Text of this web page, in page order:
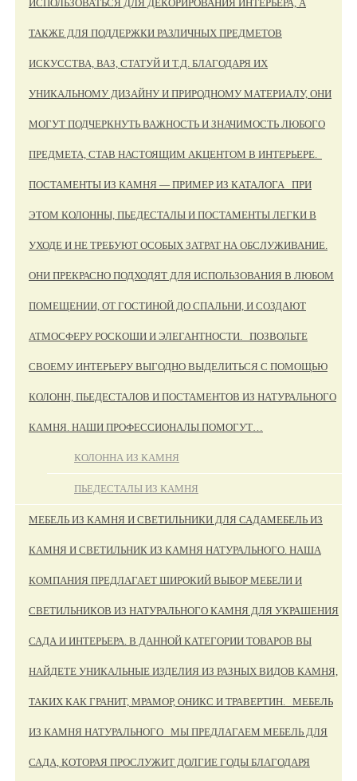
ИСПОЛЬЗОВАТЬСЯ ДЛЯ ДЕКОРИРОВАНИЯ ИНТЕРЬЕРА, А
ТАКЖЕ ДЛЯ ПОДДЕРЖКИ РАЗЛИЧНЫХ ПРЕДМЕТОВ
ИСКУССТВА, ВАЗ, СТАТУЙ И Т.Д. БЛАГОДАРЯ ИХ
УНИКАЛЬНОМУ ДИЗАЙНУ И ПРИРОДНОМУ МАТЕРИАЛУ, ОНИ
МОГУТ ПОДЧЕРКНУТЬ ВАЖНОСТЬ И ЗНАЧИМОСТЬ ЛЮБОГО
ПРЕДМЕТА, СТАВ НАСТОЯЩИМ АКЦЕНТОМ В ИНТЕРЬЕРЕ.
ПОСТАМЕНТЫ ИЗ КАМНЯ — ПРИМЕР ИЗ КАТАЛОГА ПРИ
ЭТОМ КОЛОННЫ, ПЬЕДЕСТАЛЫ И ПОСТАМЕНТЫ ЛЕГКИ В
УХОДЕ И НЕ ТРЕБУЮТ ОСОБЫХ ЗАТРАТ НА ОБСЛУЖИВАНИЕ.
ОНИ ПРЕКРАСНО ПОДХОДЯТ ДЛЯ ИСПОЛЬЗОВАНИЯ В ЛЮБОМ
ПОМЕЩЕНИИ, ОТ ГОСТИНОЙ ДО СПАЛЬНИ, И СОЗДАЮТ
АТМОСФЕРУ РОСКОШИ И ЭЛЕГАНТНОСТИ. ПОЗВОЛЬТЕ
СВОЕМУ ИНТЕРЬЕРУ ВЫГОДНО ВЫДЕЛИТЬСЯ С ПОМОЩЬЮ
КОЛОНН, ПЬЕДЕСТАЛОВ И ПОСТАМЕНТОВ ИЗ НАТУРАЛЬНОГО
КАМНЯ. НАШИ ПРОФЕССИОНАЛЫ ПОМОГУТ…
КОЛОННА ИЗ КАМНЯ
ПЬЕДЕСТАЛЫ ИЗ КАМНЯ
МЕБЕЛЬ ИЗ КАМНЯ И СВЕТИЛЬНИКИ ДЛЯ САДАМЕБЕЛЬ ИЗ
КАМНЯ И СВЕТИЛЬНИК ИЗ КАМНЯ НАТУРАЛЬНОГО. НАША
КОМПАНИЯ ПРЕДЛАГАЕТ ШИРОКИЙ ВЫБОР МЕБЕЛИ И
СВЕТИЛЬНИКОВ ИЗ НАТУРАЛЬНОГО КАМНЯ ДЛЯ УКРАШЕНИЯ
САДА И ИНТЕРЬЕРА. В ДАННОЙ КАТЕГОРИИ ТОВАРОВ ВЫ
НАЙДЕТЕ УНИКАЛЬНЫЕ ИЗДЕЛИЯ ИЗ РАЗНЫХ ВИДОВ КАМНЯ,
ТАКИХ КАК ГРАНИТ, МРАМОР, ОНИКС И ТРАВЕРТИН. МЕБЕЛЬ
ИЗ КАМНЯ НАТУРАЛЬНОГО МЫ ПРЕДЛАГАЕМ МЕБЕЛЬ ДЛЯ
САДА, КОТОРАЯ ПРОСЛУЖИТ ДОЛГИЕ ГОДЫ БЛАГОДАРЯ